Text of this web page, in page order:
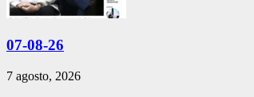
07-08-26
7 agosto, 2026